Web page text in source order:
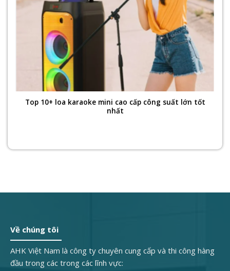
Top 10+ loa karaoke mini cao cấp công suất lớn tốt
nhất
Về chúng tôi
AHK Việt Nam là công ty chuyên cung cấp và thi công hàng
đầu trong các trong các lĩnh vực: